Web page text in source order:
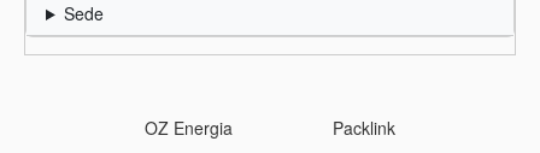
Sede
OZ Energia Packlink